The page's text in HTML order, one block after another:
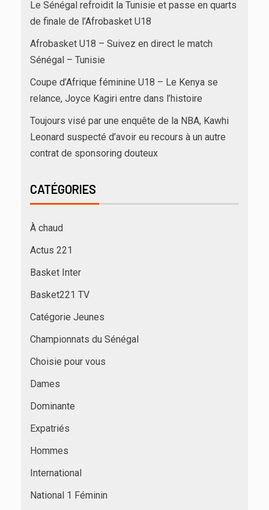
Le Sénégal refroidit la Tunisie et passe en quarts
de finale de l’Afrobasket U18
Afrobasket U18 – Suivez en direct le match
Sénégal – Tunisie
Coupe d’Afrique féminine U18 – Le Kenya se
relance, Joyce Kagiri entre dans l’histoire
Toujours visé par une enquête de la NBA, Kawhi
Leonard suspecté d’avoir eu recours à un autre
contrat de sponsoring douteux
CATÉGORIES
À chaud
Actus 221
Basket Inter
Basket221 TV
Catégorie Jeunes
Championnats du Sénégal
Choisie pour vous
Dames
Dominante
Expatriés
Hommes
International
National 1 Féminin